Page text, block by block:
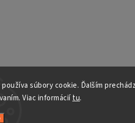
súbory cookie. Ďalším
Viac informáciítu.